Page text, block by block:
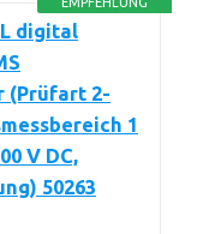
digital
(Prüfart 2-
1
V DC,
50263